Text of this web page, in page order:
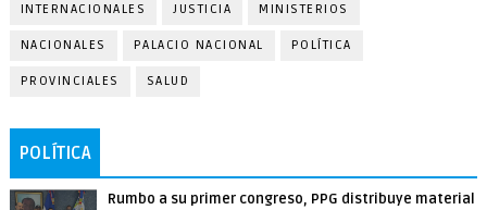
INTERNACIONALES JUSTICIA MINISTERIOS
NACIONALES PALACIO NACIONAL POLÍTICA
PROVINCIALES SALUD
POLÍTICA
Rumbo a su primer congreso, PPG distribuye material